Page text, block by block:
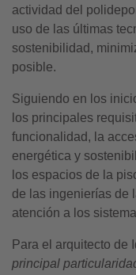
actividad del
uso de las últimas
sostenibilidad,
posible.
Siguiendo en los
los principales
funcionalidad, la
energética y
los espacios de la
de las ingenierías de
atención a los
Para el arquitecto de
principal